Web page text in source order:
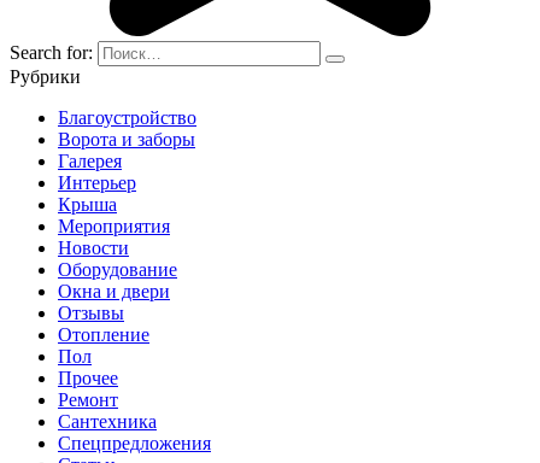
Search for:
Рубрики
Благоустройство
Ворота и заборы
Галерея
Интерьер
Крыша
Мероприятия
Новости
Оборудование
Окна и двери
Отзывы
Отопление
Пол
Прочее
Ремонт
Сантехника
Спецпредложения